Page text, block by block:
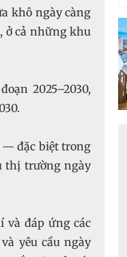
khô ngày càng
ở cả những khu
2025–2030,
— đặc biệt trong
thị trường ngày
và đáp ứng các
yêu cầu ngày